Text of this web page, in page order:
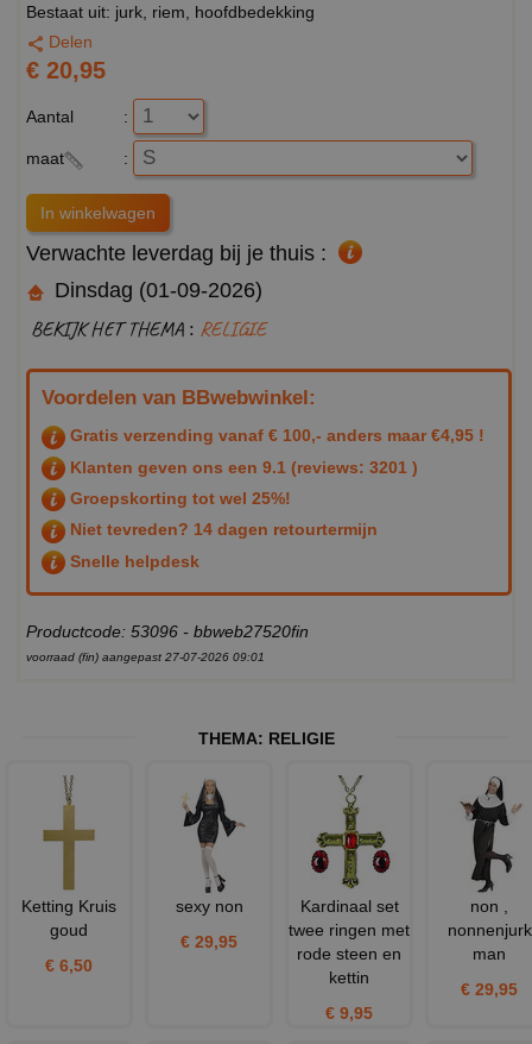
Bestaat uit: jurk, riem, hoofdbedekking
Delen
€ 20,95
Aantal :
maat :
Verwachte leverdag bij je thuis :
Dinsdag (01-09-2026)
BEKIJK HET THEMA : RELIGIE
Voordelen van BBwebwinkel:
Gratis verzending vanaf € 100,- anders maar €4,95 !
Klanten geven ons een 9.1 (reviews: 3201 )
Groepskorting tot wel 25%!
Niet tevreden? 14 dagen retourtermijn
Snelle helpdesk
Productcode: 53096 - bbweb27520fin
voorraad (fin) aangepast 27-07-2026 09:01
THEMA: RELIGIE
Ketting Kruis
goud
€ 6,50
sexy non
€ 29,95
Kardinaal set
twee ringen met
rode steen en
kettin
€ 9,95
non ,
nonnenjurk
man
€ 29,95